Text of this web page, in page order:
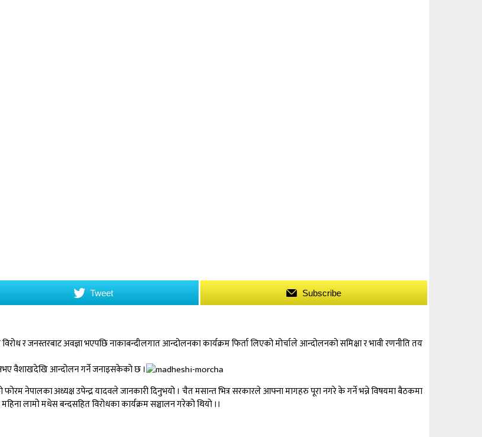
Tweet Subscribe
र जनस्तरबाट अवज्ञा भएपछि नाकाबन्दीलगात आन्दोलनका कार्यक्रम फिर्ता लिएको मोर्चाले आन्दोलनको समिक्षा र भावी रणनीति तय
नभए वैशाखदेखि आन्दोलन गर्ने जनाइसकेको छ ।
नेपालका अध्यक्ष उपेन्द्र यादवले जानकारी दिनुभयो । चैत मसान्त भित्र सरकारले आफ्ना मागहरु पूरा नगरे के गर्ने भन्ने विषयमा बैठकमा
लामो मधेस बन्दसहित विरोधका कार्यक्रम सञ्चालन गरेको थियो ।।